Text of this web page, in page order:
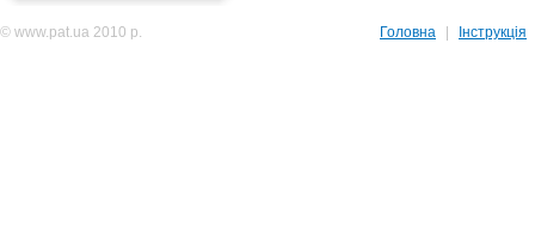
© www.pat.ua 2010 р. Головна Інструкція